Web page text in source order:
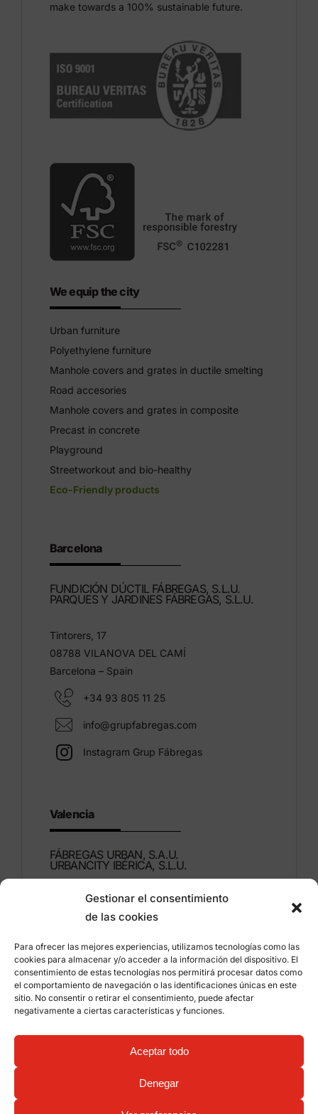
Gestionar el consentimiento
de las cookies
Para ofrecer las mejores experiencias, utilizamos tecnologías como las
cookies para almacenar y/o acceder a la información del dispositivo. El
consentimiento de estas tecnologías nos permitirá procesar datos como
el comportamiento de navegación o las identificaciones únicas en este
sitio. No consentir o retirar el consentimiento, puede afectar
negativamente a ciertas características y funciones.
Aceptar todo
Denegar
make towards a 100% sustainable future.
We equip the city
Urban furniture
Polyethylene furniture
Manhole covers and grates in ductile smelting
Road accesories
Manhole covers and grates in composite
Precast in concrete
Playground
Streetworkout and bio-healthy
Eco-Friendly products
Barcelona
FUNDICIÓN DÚCTIL FÁBREGAS, S.L.U.
PARQUES Y JARDINES FÁBREGAS, S.L.U.
Tintorers, 17
08788 VILANOVA DEL CAMÍ
Barcelona – Spain
+34 93 805 11 25
info@grupfabregas.com
Instagram Grup Fábregas
Valencia
FÁBREGAS URBAN, S.A.U.
URBANCITY IBÉRICA, S.L.U.
Montdúber, 3
46960 ALDAIA
+34 96 151 53 44
info@grupfabregas.com
Legal Notice
Privacy policy
2026 Grup Fábregas, S.L.U. – ECO Friendly urban
Web design: qualitystudio